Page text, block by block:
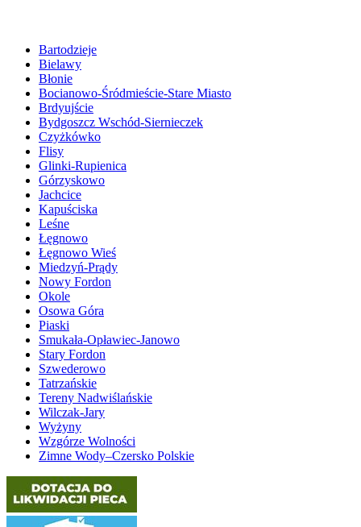
Bartodzieje
Bielawy
Błonie
Bocianowo-Śródmieście-Stare Miasto
Brdyujście
Bydgoszcz Wschód-Siernieczek
Czyżkówko
Flisy
Glinki-Rupienica
Górzyskowo
Jachcice
Kapuściska
Leśne
Łęgnowo
Łęgnowo Wieś
Miedzyń-Prądy
Nowy Fordon
Okole
Osowa Góra
Piaski
Smukała-Opławiec-Janowo
Stary Fordon
Szwederowo
Tatrzańskie
Tereny Nadwiślańskie
Wilczak-Jary
Wyżyny
Wzgórze Wolności
Zimne Wody–Czersko Polskie